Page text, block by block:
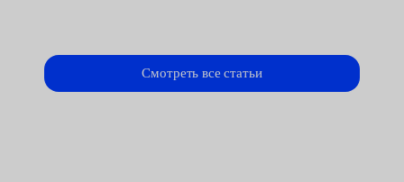
Смотреть все статьи